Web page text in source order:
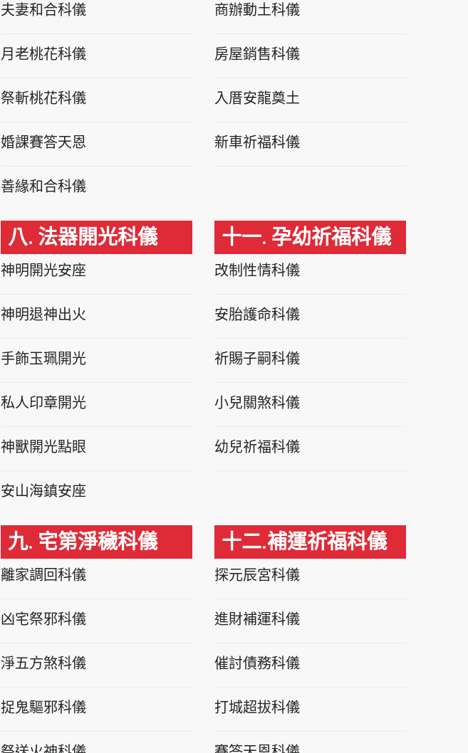
夫妻和合科儀
月老桃花科儀
祭斬桃花科儀
婚課賽答天恩
善緣和合科儀
八. 法器開光科儀
神明開光安座
神明退神出火
手飾玉珮開光
私人印章開光
神獸開光點眼
安山海鎮安座
九. 宅第淨穢科儀
離家調回科儀
凶宅祭邪科儀
淨五方煞科儀
捉鬼驅邪科儀
商辦動土科儀
房屋銷售科儀
入厝安龍奠土
新車祈福科儀
十一. 孕幼祈福科儀
改制性情科儀
安胎護命科儀
祈賜子嗣科儀
小兒關煞科儀
幼兒祈福科儀
十二.補運祈福科儀
探元辰宮科儀
進財補運科儀
催討債務科儀
打城超拔科儀